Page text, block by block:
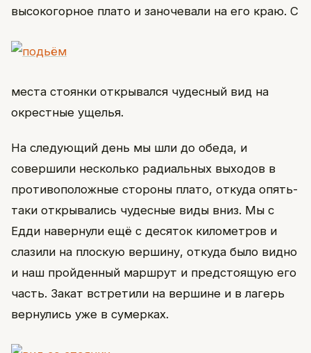
высокогорное плато и заночевали на его краю. С
места стоянки открывался чудесный вид на
окрестные ущелья.
На следующий день мы шли до обеда, и
совершили несколько радиальных выходов в
противоположные стороны плато, откуда опять-
таки открывались чудесные виды вниз. Мы с
Едди навернули ещё с десяток километров и
слазили на плоскую вершину, откуда было видно
и наш пройденный маршрут и предстоящую его
часть. Закат встретили на вершине и в лагерь
вернулись уже в сумерках.